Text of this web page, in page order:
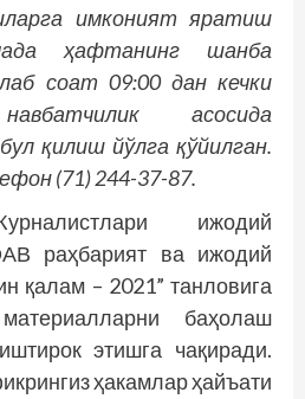
имконият яратиш
ҳафтанинг шанба
соат 09:00 дан кечки
асосида
қилиш йўлга қўйилган.
(71) 244-37-87.
ижодий
раҳбарият ва ижодий
қалам – 2021” танловига
баҳолаш
этишга чақиради.
ҳакамлар ҳайъати